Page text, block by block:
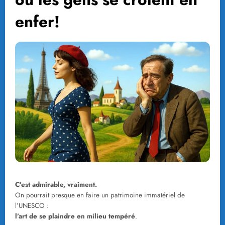
enfer!
C’est admirable, vraiment.
On pourrait presque en faire un patrimoine immatériel de
l’UNESCO :
l’art de se plaindre en milieu tempéré.